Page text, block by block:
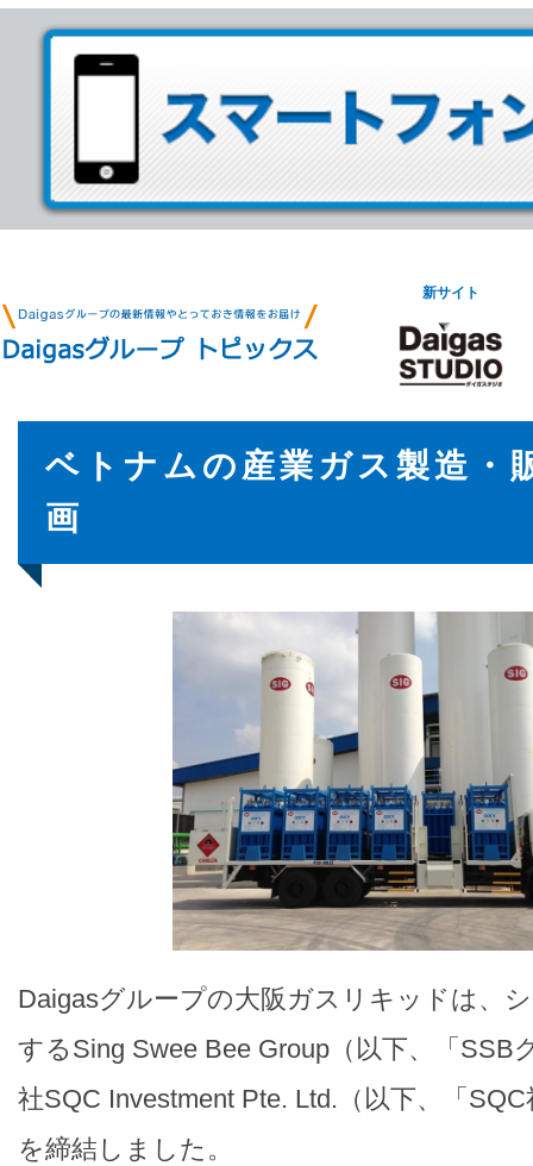
新サイト
ベトナムの産業ガス製造・
画
Daigasグループの大阪ガスリキッドは、
するSing Swee Bee Group（以下、「SSB
社SQC Investment Pte. Ltd.（以下、「
を締結しました。